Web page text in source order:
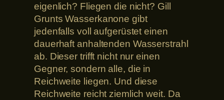
eigenlich? Fliegen die nicht? Gill
Grunts Wasserkanone gibt
jedenfalls voll aufgerüstet einen
dauerhaft anhaltenden Wasserstrahl
ab. Dieser trifft nicht nur einen
Gegner, sondern alle, die in
Reichweite liegen. Und diese
Reichweite reicht ziemlich weit. Da